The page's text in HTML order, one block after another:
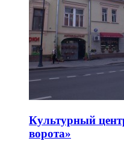
Культурный
ворота»